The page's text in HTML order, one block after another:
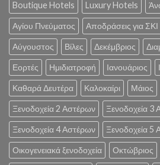
Boutique Hotels Luxury Hotels
Αγίου Πνεύματος Αποδράσεις για ΣΚΙ
Αύγουστος Βίλες Δεκέμβριος
Εορτές Ημιδιατροφή Ιανουάριος
Καθαρά Δευτέρα Καλοκαίρι Μάιος
Ξενοδοχεία 2 Αστέρων Ξενοδοχεία 3
Ξενοδοχεία 4 Αστέρων Ξενοδοχεία 5
Οικογενειακά ξενοδοχεία Οκτώβριος